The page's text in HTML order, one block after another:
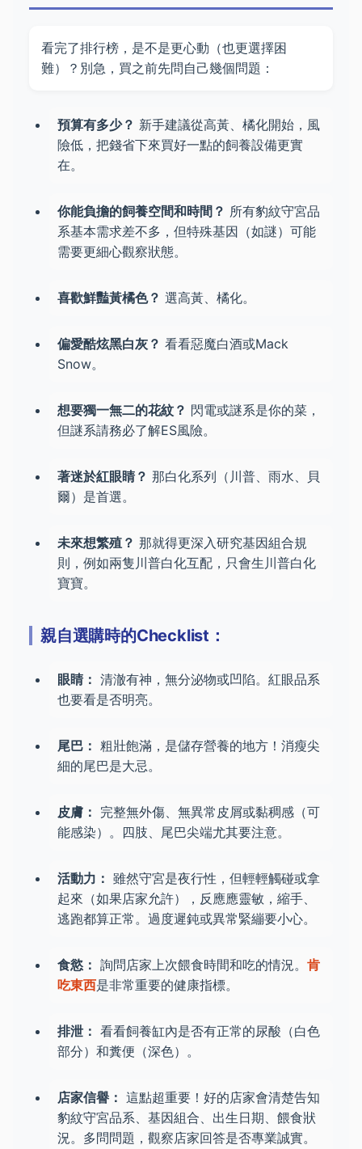
看完了排行榜，是不是更心動（也更選擇困
難）？別急，買之前先問自己幾個問題：
預算有多少？ 新手建議從高黃、橘化開始，風
險低，把錢省下來買好一點的飼養設備更實
在。
你能負擔的飼養空間和時間？ 所有豹紋守宮品
系基本需求差不多，但特殊基因（如謎）可能
需要更細心觀察狀態。
喜歡鮮豔黃橘色？ 選高黃、橘化。
偏愛酷炫黑白灰？ 看看惡魔白酒或Mack
Snow。
想要獨一無二的花紋？ 閃電或謎系是你的菜，
但謎系請務必了解ES風險。
著迷於紅眼睛？ 那白化系列（川普、雨水、貝
爾）是首選。
未來想繁殖？ 那就得更深入研究基因組合規
則，例如兩隻川普白化互配，只會生川普白化
寶寶。
親自選購時的Checklist：
眼睛： 清澈有神，無分泌物或凹陷。紅眼品系
也要看是否明亮。
尾巴： 粗壯飽滿，是儲存營養的地方！消瘦尖
細的尾巴是大忌。
皮膚： 完整無外傷、無異常皮屑或黏稠感（可
能感染）。四肢、尾巴尖端尤其要注意。
活動力： 雖然守宮是夜行性，但輕輕觸碰或拿
起來（如果店家允許），反應應靈敏，縮手、
逃跑都算正常。過度遲鈍或異常緊繃要小心。
食慾： 詢問店家上次餵食時間和吃的情況。 肯
吃東西是非常重要的健康指標。
排泄： 看看飼養缸內是否有正常的尿酸（白色
部分）和糞便（深色）。
店家信譽： 這點超重要！好的店家會清楚告知
豹紋守宮品系、基因組合、出生日期、餵食狀
況。多問問題，觀察店家回答是否專業誠實。